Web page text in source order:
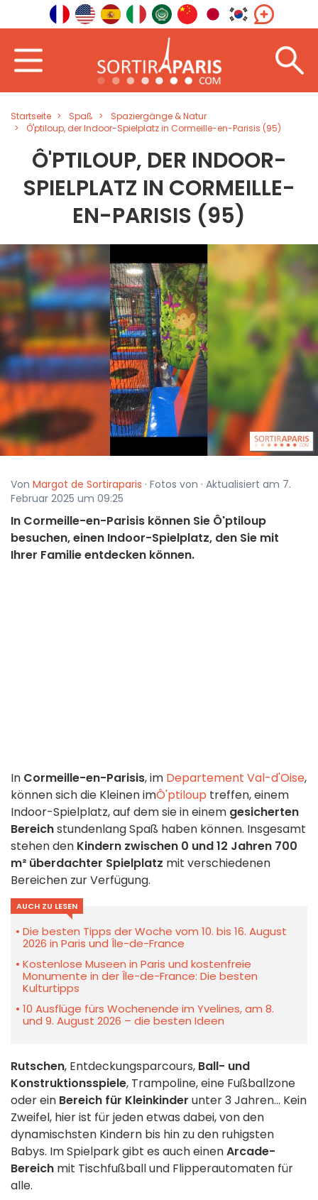
Startseite Spaß
Spaziergänge & Natur
Ô'ptiloup, der Indoor-Spielplatz in Cormeille-en-Parisis (95)
Ô'PTILOUP, DER INDOOR-
SPIELPLATZ IN CORMEILLE-
EN-PARISIS (95)
Von Margot de Sortiraparis · Fotos von · Aktualisiert am 7.
Februar 2025 um 09:25
In Cormeille-en-Parisis können Sie Ô'ptiloup
besuchen, einen Indoor-Spielplatz, den Sie mit
Ihrer Familie entdecken können.
In Cormeille-en-Parisis, im Departement Val-d'Oise,
können sich die Kleinen imÔ'ptiloup treffen, einem
Indoor-Spielplatz, auf dem sie in einem gesicherten
Bereichstundenlang Spaß haben können. Insgesamt
stehen den Kindern zwischen 0 und 12 Jahren 700
m² überdachter Spielplatz mit verschiedenen
Bereichen zur Verfügung.
AUCH ZU LESEN
Die besten Tipps der Woche vom 10. bis 16. August
2026 in Paris und Île-de-France
Kostenlose Museen in Paris und kostenfreie
Monumente in der Île-de-France: Die besten
Kulturtipps
10 Ausflüge fürs Wochenende im Yvelines, am 8.
und 9. August 2026 – die besten Ideen
Rutschen, Entdeckungsparcours, Ball- und
Konstruktionsspiele, Trampoline, eine Fußballzone
oder ein Bereich für Kleinkinder unter 3 Jahren... Kein
Zweifel, hier ist für jeden etwas dabei, von den
dynamischsten Kindern bis hin zu den ruhigsten
Babys. Im Spielpark gibt es auch einenArcade-
Bereich mit Tischfußball und Flipperautomaten für
alle.